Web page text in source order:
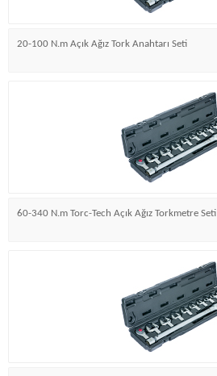
20-100 N.m Açık Ağız Tork Anahtarı Seti
60-340 N.m Torc-Tech Açık Ağız Torkmetre Seti